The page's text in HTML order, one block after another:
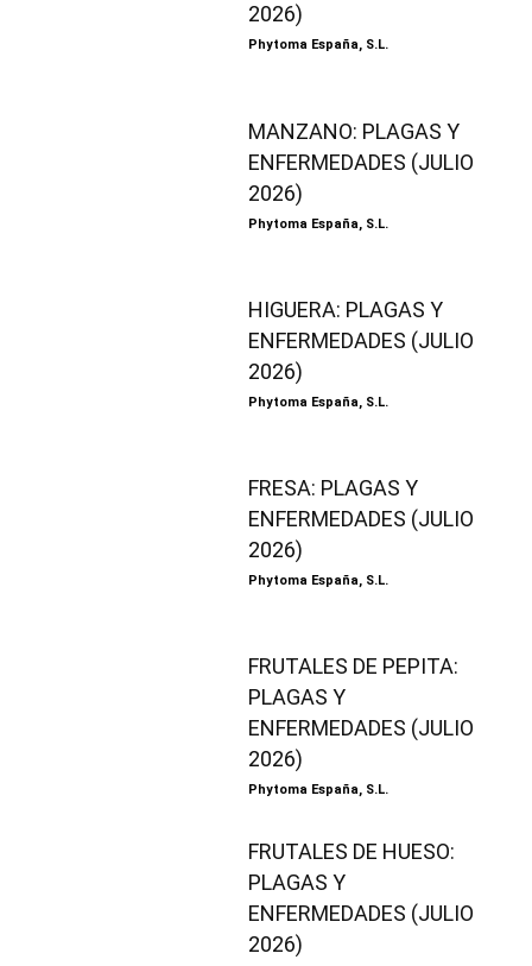
2026)
Phytoma España, S.L.
MANZANO: PLAGAS Y
ENFERMEDADES (JULIO
2026)
Phytoma España, S.L.
HIGUERA: PLAGAS Y
ENFERMEDADES (JULIO
2026)
Phytoma España, S.L.
FRESA: PLAGAS Y
ENFERMEDADES (JULIO
2026)
Phytoma España, S.L.
FRUTALES DE PEPITA:
PLAGAS Y
ENFERMEDADES (JULIO
2026)
Phytoma España, S.L.
FRUTALES DE HUESO:
PLAGAS Y
ENFERMEDADES (JULIO
2026)